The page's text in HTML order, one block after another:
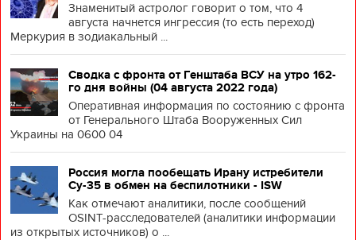
Знаменитый астролог говорит о том, что 4
августа начнется ингрессия (то есть переход)
Меркурия в зодиакальный ...
Сводка с фронта от Генштаба ВСУ на утро 162-
го дня войны (04 августа 2022 года)
Оперативная информация по состоянию с фронта
от Генерального Штаба Вооруженных Сил
Украины на 0600 04
Россия могла пообещать Ирану истребители
Су-35 в обмен на беспилотники - ISW
Как отмечают аналитики, после сообщений
OSINT-расследователей (аналитики информации
из открытых источников) о ...